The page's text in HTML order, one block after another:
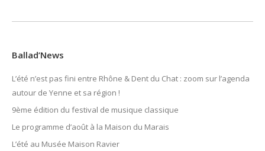
Ballad’News
L’été n’est pas fini entre Rhône & Dent du Chat : zoom sur l’agenda
autour de Yenne et sa région !
9ème édition du festival de musique classique
Le programme d’août à la Maison du Marais
L’été au Musée Maison Ravier